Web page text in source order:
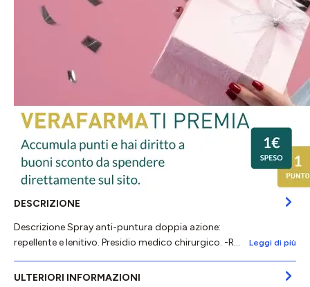
DESCRIZIONE
Descrizione Spray anti-puntura doppia azione:
repellente e lenitivo. Presidio medico chirurgico. -R…
Leggi di più
ULTERIORI INFORMAZIONI